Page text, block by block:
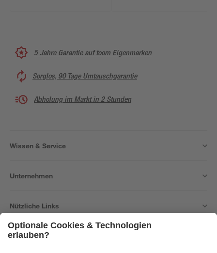
5 Jahre Garantie auf toom Eigenmarken
Sorglos, 90 Tage Umtauschgarantie
Abholung im Markt in 2 Stunden
Wissen & Service
Unternehmen
Nützliche Links